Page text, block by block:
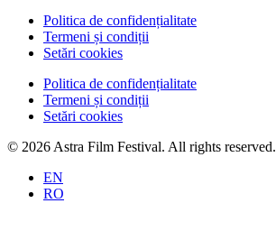
Politica de confidențialitate
Termeni și condiții
Setări cookies
Politica de confidențialitate
Termeni și condiții
Setări cookies
© 2026 Astra Film Festival. All rights reserved.
EN
RO